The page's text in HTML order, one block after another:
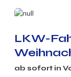
LKW-
ab sofort in